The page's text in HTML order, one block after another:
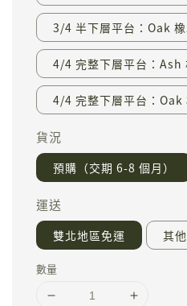
3/4 半下層平台：Oak
4/4 完整下層平台：Ash
4/4 完整下層平台：Oak
貨況
預購（交期 6-8 個月）
運送
雙北地區免運 其
數量